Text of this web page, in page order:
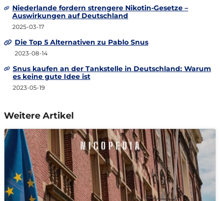
Niederlande fordern strengere Nikotin-Gesetze –
Auswirkungen auf Deutschland
2025-03-17
Die Top 5 Alternativen zu Pablo Snus
2023-08-14
Snus kaufen an der Tankstelle in Deutschland: Warum
es keine gute Idee ist
2023-05-19
Weitere Artikel